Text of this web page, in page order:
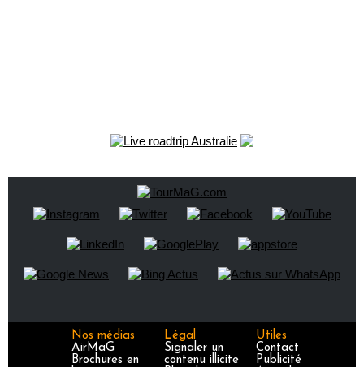
Nos médias
AirMaG
Brochures en
Légal
Signaler un
contenu illicite
Utiles
Contact
Publicité